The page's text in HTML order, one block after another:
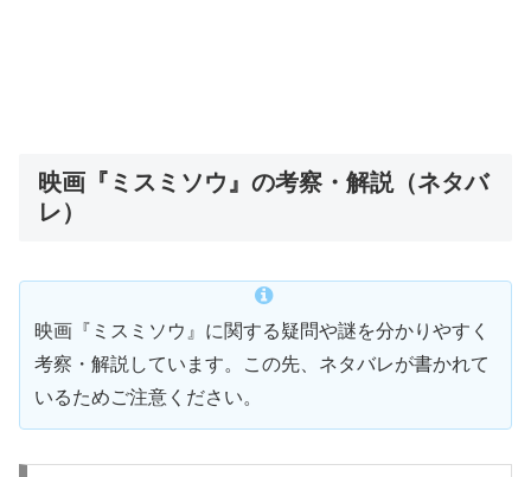
映画『ミスミソウ』の考察・解説（ネタバ
レ）
映画『ミスミソウ』に関する疑問や謎を分かりやすく
考察・解説しています。この先、ネタバレが書かれて
いるためご注意ください。